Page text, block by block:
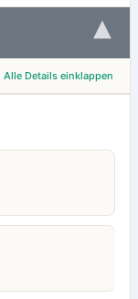
▾
Alle Details einklappen